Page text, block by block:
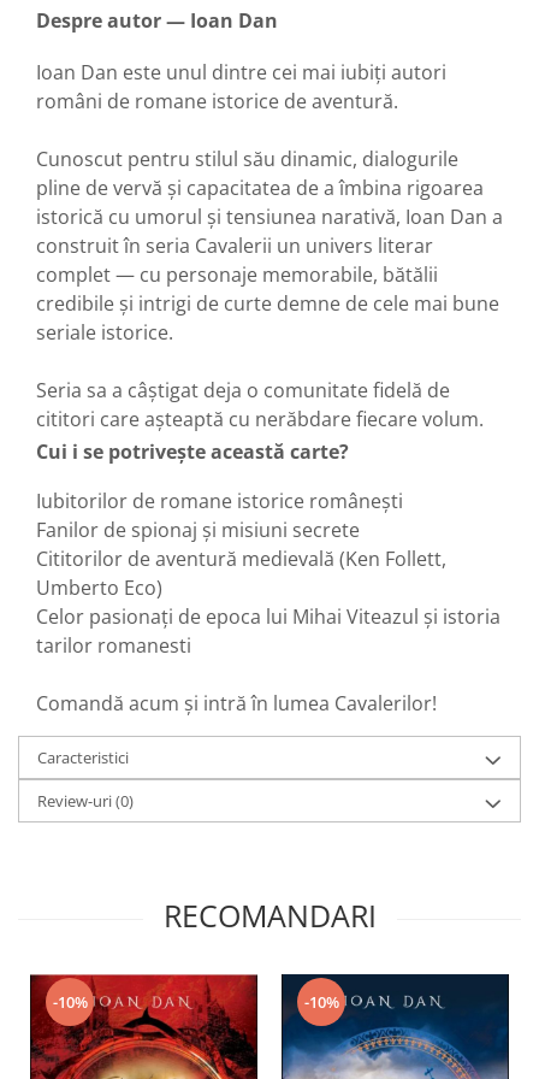
Despre autor — Ioan Dan
Ioan Dan este unul dintre cei mai iubiți autori
români de romane istorice de aventură.
Cunoscut pentru stilul său dinamic, dialogurile
pline de vervă și capacitatea de a îmbina rigoarea
istorică cu umorul și tensiunea narativă, Ioan Dan a
construit în seria Cavalerii un univers literar
complet — cu personaje memorabile, bătălii
credibile și intrigi de curte demne de cele mai bune
seriale istorice.
Seria sa a câștigat deja o comunitate fidelă de
cititori care așteaptă cu nerăbdare fiecare volum.
Cui i se potrivește această carte?
Iubitorilor de romane istorice românești
Fanilor de spionaj și misiuni secrete
Cititorilor de aventură medievală (Ken Follett,
Umberto Eco)
Celor pasionați de epoca lui Mihai Viteazul și istoria
tarilor romanesti
Comandă acum și intră în lumea Cavalerilor!
Caracteristici
Review-uri(0)
RECOMANDARI
-10% -10%